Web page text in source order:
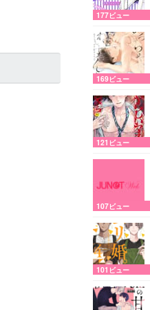
177ビュー
169ビュー
121ビュー
107ビュー
101ビュー